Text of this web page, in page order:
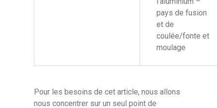
pays de fusion
et de
coulée/fonte et
moulage
Pour les besoins de cet article, nous allons
nous concentrer sur un seul point de